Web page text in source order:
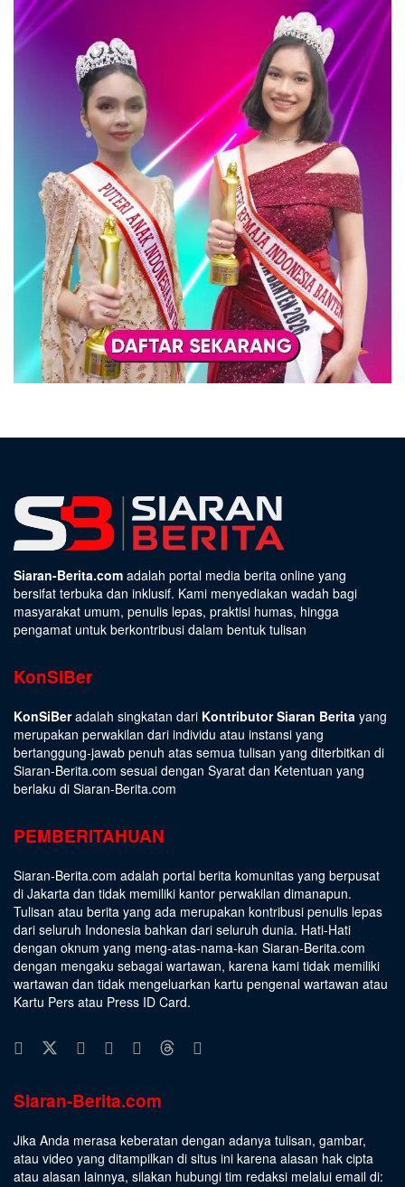
Siaran-Berita.com adalah portal media berita online yang
bersifat terbuka dan inklusif. Kami menyediakan wadah bagi
masyarakat umum, penulis lepas, praktisi humas, hingga
pengamat untuk berkontribusi dalam bentuk tulisan
KonSiBer
KonSiBeradalah singkatan dari Kontributor Siaran Berita yang
merupakan perwakilan dari individu atau instansi yang
bertanggung-jawab penuh atas semua tulisan yang diterbitkan di
Siaran-Berita.com sesuai dengan Syarat dan Ketentuan yang
berlaku di Siaran-Berita.com
PEMBERITAHUAN
Siaran-Berita.com adalah portal berita komunitas yang berpusat
di Jakarta dan tidak memiliki kantor perwakilan dimanapun.
Tulisan atau berita yang ada merupakan kontribusi penulis lepas
dari seluruh Indonesia bahkan dari seluruh dunia. Hati-Hati
dengan oknum yang meng-atas-nama-kan Siaran-Berita.com
dengan mengaku sebagai wartawan, karena kami tidak memiliki
wartawan dan tidak mengeluarkan kartu pengenal wartawan atau
Kartu Pers atau Press ID Card.
Siaran-Berita.com
Jika Anda merasa keberatan dengan adanya tulisan, gambar,
atau video yang ditampilkan di situs ini karena alasan hak cipta
atau alasan lainnya, silakan hubungi tim redaksi melalui email di: